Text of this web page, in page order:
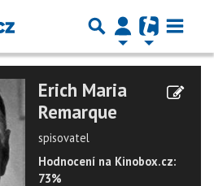
Erich Maria
Remarque
spisovatel
Hodnocení na Kinobox.cz:
73%